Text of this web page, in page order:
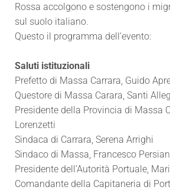
Rossa accolgono e sostengono i
sul suolo italiano.
Questo il programma dell’evento:
Saluti istituzionali
Prefetto di Massa Carrara, Guido
Questore di Massa Carara, Santi
Presidente della Provincia di Massa
Lorenzetti
Sindaca di Carrara, Serena Arrighi
Sindaco di Massa, Francesco
Presidente dell’Autorità Portuale,
Comandante della Capitaneria di